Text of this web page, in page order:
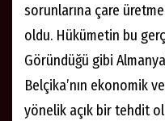
sorunlarına çare
oldu. Hükümetin bu
Göründüğü gibi
Belçika’nın ekonomik
yönelik açık bir tehdit